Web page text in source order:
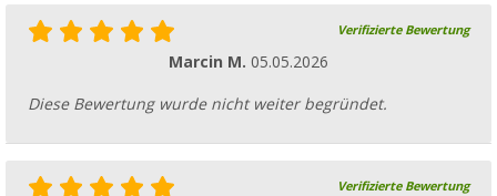
Verifizierte Bewertung
Marcin M. 05.05.2026
Diese Bewertung wurde nicht weiter begründet.
Verifizierte Bewertung